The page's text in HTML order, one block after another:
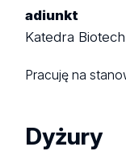
adiunkt
Katedra
Pracuję na
Dyżury